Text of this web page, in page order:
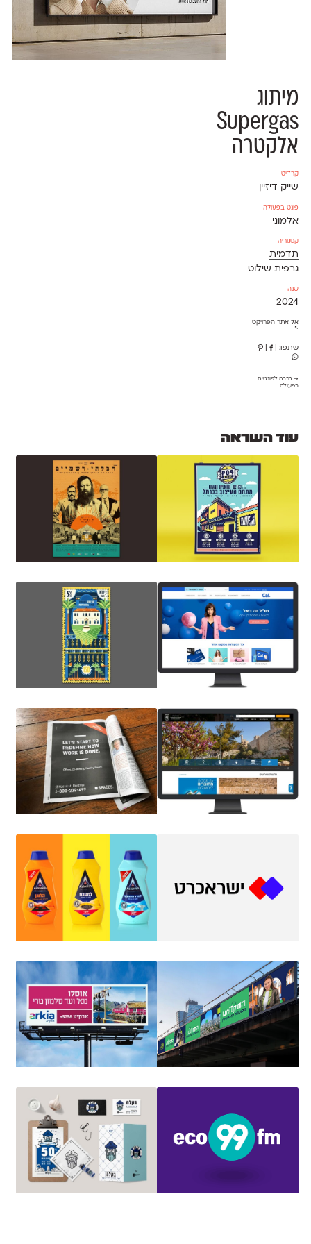
מיתוג
Supergas
אלקטרה
קרדיט
שייק דיזיין
פונט בפעולה
אלמוני
קטגוריה
תדמית
גרפית שילוט
שנה
2024
אל אתר הפרויקט
⇱
שתפו: |
→ חזרה לפונטים
בפעולה
עוד השראה